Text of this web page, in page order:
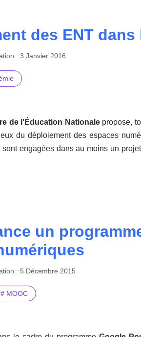
des ENT
: 3 Janvier 2016
de l'Éducation Nationalepropose,
du déploiement des espaces
sont engagées dans au moins un
un
: 5 Décembre 2015
# MOOC